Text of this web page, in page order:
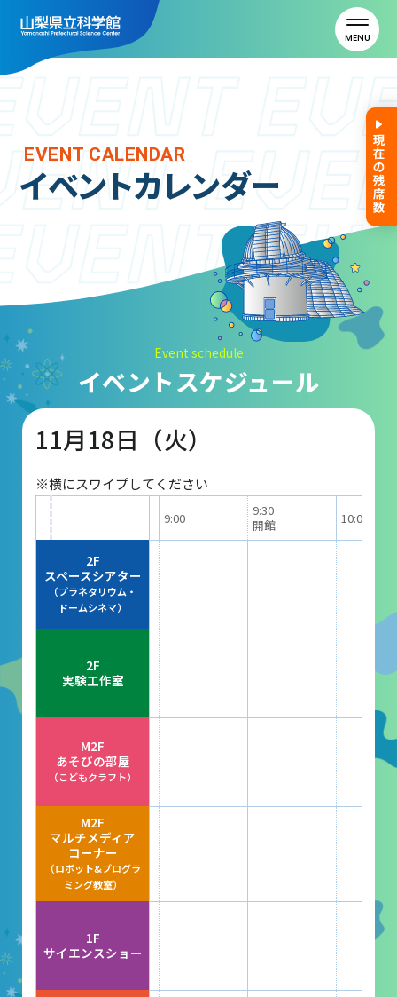
MENU
利用案内
山梨県立科学館について
団体予約受付
2026年度の利用はこちら
施設案内
フロアガイド
展望テラス・円形広場
スペースシアター
実験工作室
ミュージアムショップ
レストラン
あそびの部屋
マルチメディアコーナー
大村智名誉館長
サイエンスショーブース
EVENT CALENDAR
イベントカレンダー
Event schedule
イベントスケジュール
11月18日（火）
※横にスワイプしてください
9:00
9:30
開館
10:00
2F
スペースシアター
（プラネタリウム・
ドームシネマ）
2F
実験工作室
M2F
あそびの部屋
（こどもクラフト）
M2F
マルチメディア
コーナー
（ロボット&プログラ
ミング教室）
1F
サイエンスショー